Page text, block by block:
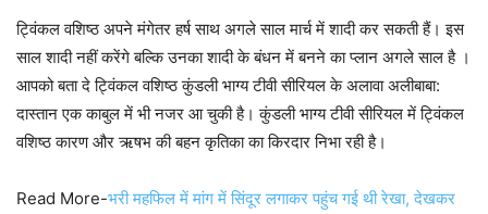
ट्विंकल वशिष्ठ अपने मंगेतर हर्ष साथ अगले साल मार्च में शादी कर सकती हैं। इस
साल शादी नहीं करेंगे बल्कि उनका शादी के बंधन में बनने का प्लान अगले साल है ‌‌।
आपको बता दे ट्विंकल वशिष्ठ कुंडली भाग्य टीवी सीरियल के अलावा अलीबाबा:
दास्तान एक काबुल में भी नजर आ चुकी है। कुंडली भाग्य टीवी सीरियल में ट्विंकल
वशिष्ठ कारण और ऋषभ की बहन कृतिका का किरदार निभा रही है।
Read More-भरी महफिल में मांग में सिंदूर लगाकर पहुंच गई थी रेखा, देखकर